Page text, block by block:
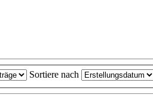
Sortiere nach